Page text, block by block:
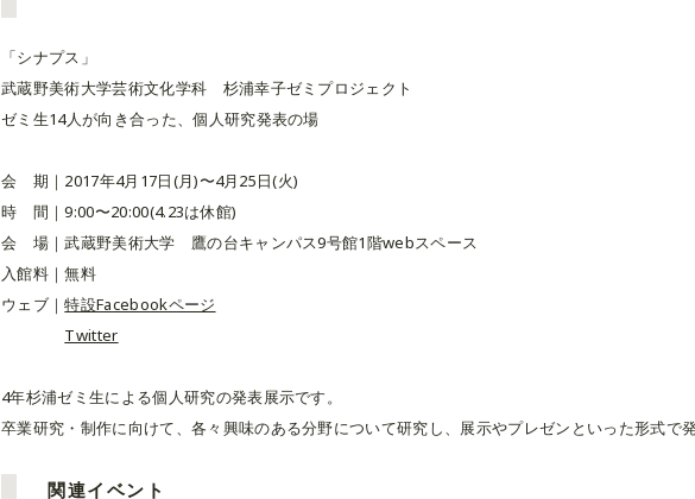
「シナプス」
武蔵野美術大学芸術文化学科 杉浦幸子ゼミプロジェクト
ゼミ生14人が向き合った、個人研究発表の場
会 期｜2017年4月17日(月)〜4月25日(火)
時 間｜9:00〜20:00(4.23は休館)
会 場｜武蔵野美術大学 鷹の台キャンパス9号館1階webスペース
入館料｜無料
ウェブ｜特設Facebookページ
Twitter
4年杉浦ゼミ生による個人研究の発表展示です。
卒業研究・制作に向けて、各々興味のある分野について研究し、展示やプレゼンといった形式で発
関連イベント